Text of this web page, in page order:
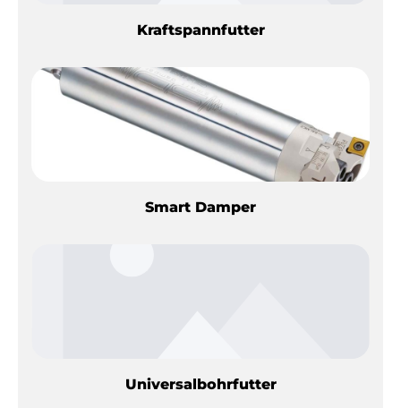
Kraftspannfutter
Smart Damper
Universalbohrfutter